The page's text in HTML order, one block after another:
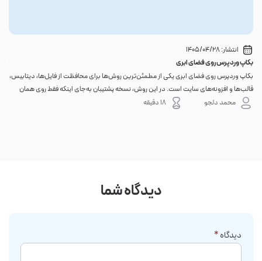
انتشار:1405/04/28
بکاپ وردپرس روی فضای ابری
بکاپ وردپرس روی فضای ابری یکی از مطمئن‌ترین روش‌ها برای محافظت از فایل‌ها، دیتابیس،
قالب‌ها و افزونه‌های سایت است. در این روش، نسخه پشتیبان به‌جای اینکه فقط روی همان
هاست اصلی باقی بماند، به یک فضای جداگانه منتقل می‌شود؛ بنابراین خرابی سرور، هک
محمد دلجو 18 دقیقه
دیدگاه شما
دیدگاه*